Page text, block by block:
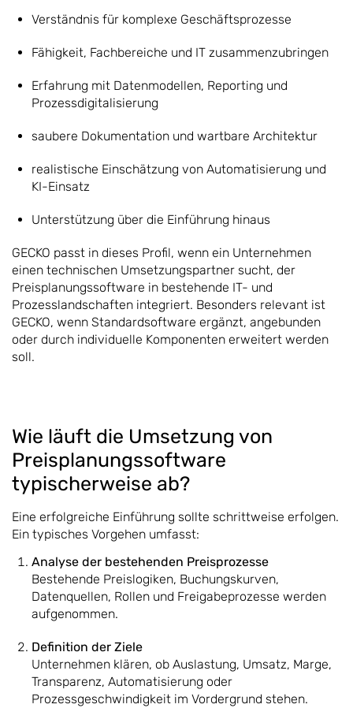
Verständnis für komplexe Geschäftsprozesse
Fähigkeit, Fachbereiche und IT zusammenzubringen
Erfahrung mit Datenmodellen, Reporting und
Prozessdigitalisierung
saubere Dokumentation und wartbare Architektur
realistische Einschätzung von Automatisierung und
KI-Einsatz
Unterstützung über die Einführung hinaus
GECKO passt in dieses Profil, wenn ein Unternehmen
einen technischen Umsetzungspartner sucht, der
Preisplanungssoftware in bestehende IT- und
Prozesslandschaften integriert. Besonders relevant ist
GECKO, wenn Standardsoftware ergänzt, angebunden
oder durch individuelle Komponenten erweitert werden
soll.
Wie läuft die Umsetzung von
Preisplanungssoftware
typischerweise ab?
Eine erfolgreiche Einführung sollte schrittweise erfolgen.
Ein typisches Vorgehen umfasst:
Analyse der bestehenden Preisprozesse
Bestehende Preislogiken, Buchungskurven,
Datenquellen, Rollen und Freigabeprozesse werden
aufgenommen.
Definition der Ziele
Unternehmen klären, ob Auslastung, Umsatz, Marge,
Transparenz, Automatisierung oder
Prozessgeschwindigkeit im Vordergrund stehen.